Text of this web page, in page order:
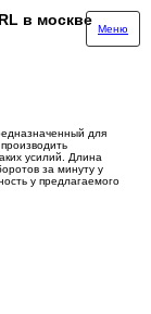
в москве
Меню
для
усилий. Длина
за минуту у
у предлагаемого